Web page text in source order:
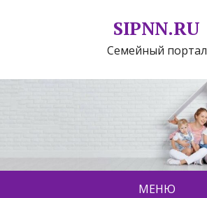
SIPNN.RU
Семейный портал
МЕНЮ